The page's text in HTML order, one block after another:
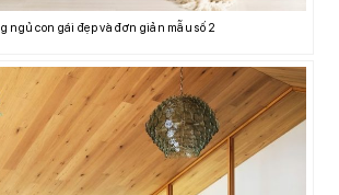
ngủ con gái đẹp và đơn giản mẫu số 2